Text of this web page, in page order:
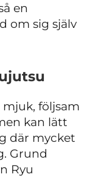
en
om sig själv
följsam
kan lätt
där mycket
Grund
Ryu